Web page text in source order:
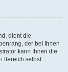
dient die
der bei Ihnen
kann Ihnen die
Bereich selbst